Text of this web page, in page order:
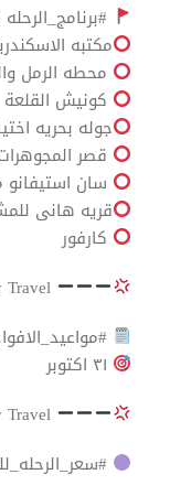
مكتبه
محطه الرمل
كونيش القلعة
جوله بحريه
قصر
سان
قريه هانى
كارفور
Nile City Travel
Nile City Travel